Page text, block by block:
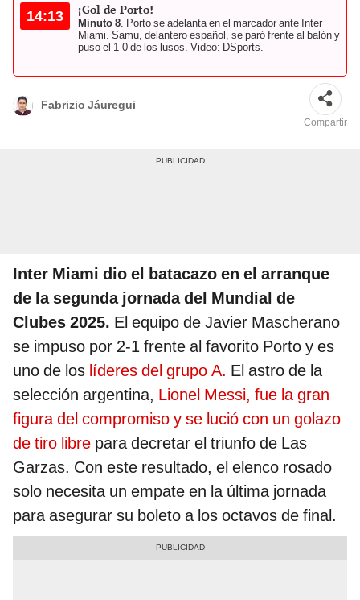
14:13 ¡Gol de Porto!
Minuto 8 . Porto se adelanta en el marcador ante Inter
Miami. Samu, delantero español, se paró frente al balón y
puso el 1-0 de los lusos. Video: DSports.
Fabrizio Jáuregui
Compartir
Inter Miami dio el batacazo en el arranque
de la segunda jornada del Mundial de
Clubes 2025. El equipo de Javier Mascherano
se impuso por 2-1 frente al favorito Porto y es
uno de los líderes del grupo A. El astro de la
selección argentina, Lionel Messi, fue la gran
figura del compromiso y se lució con un golazo
de tiro libre para decretar el triunfo de Las
Garzas. Con este resultado, el elenco rosado
solo necesita un empate en la última jornada
para asegurar su boleto a los octavos de final.